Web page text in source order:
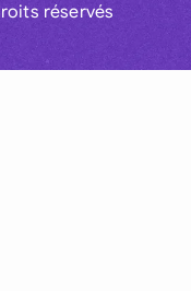
réservés